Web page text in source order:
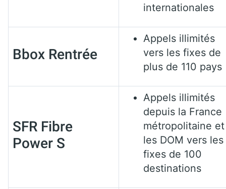
internationales
Bbox Rentrée
Appels illimités
vers les fixes de
plus de 110 pays
SFR Fibre
Power S
Appels illimités
depuis la France
métropolitaine et
les DOM vers les
fixes de 100
destinations